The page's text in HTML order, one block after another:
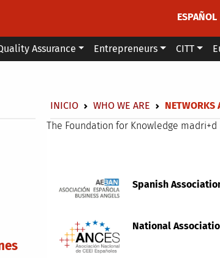
ESPAÑOL
Assurance Entrepreneurs CITT
Breadcrumb
INICIO WHO WE ARE NETWORKS
The Foundation for Knowledge
Spanish
National